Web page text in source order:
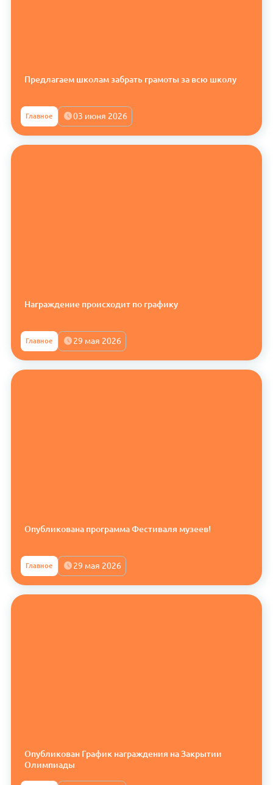
Предлагаем школам забрать грамоты за всю школу
Главное 03 июня 2026
Награждение происходит по графику
Главное 29 мая 2026
Опубликована программа Фестиваля музеев!
Главное 29 мая 2026
Опубликован График награждения на Закрытии
Олимпиады